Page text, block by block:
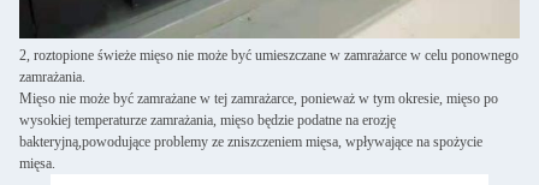
2, roztopione świeże mięso nie może być umieszczane w zamrażarce w celu ponownego
zamrażania.
Mięso nie może być zamrażane w tej zamrażarce, ponieważ w tym okresie, mięso po
wysokiej temperaturze zamrażania, mięso będzie podatne na erozję
bakteryjną,powodujące problemy ze zniszczeniem mięsa, wpływające na spożycie
mięsa.